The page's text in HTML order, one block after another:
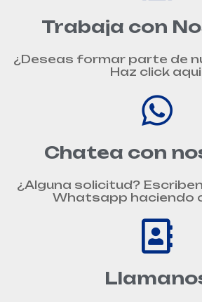
Trabaja con
¿Deseas formar parte de
Haz click
Chatea con
¿Alguna solicitud?
Whatsapp haciendo